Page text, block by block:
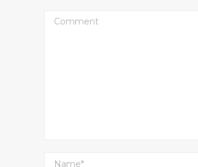
Comment
Name *